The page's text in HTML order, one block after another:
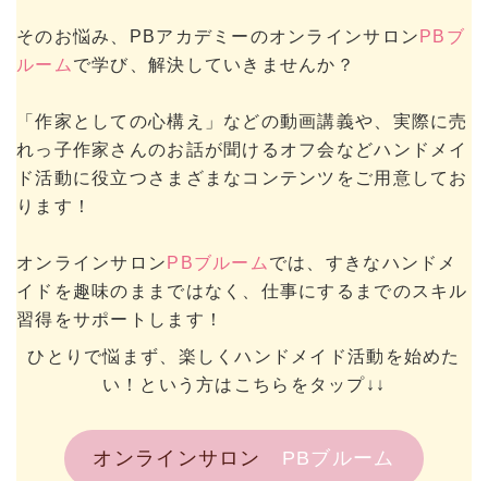
そのお悩み、PBアカデミーのオンラインサロン PBブ
ルーム で学び、解決していきませんか？
「作家としての心構え」などの動画講義や、実際に売
れっ子作家さんのお話が聞けるオフ会などハンドメイ
ド活動に役立つさまざまなコンテンツをご用意してお
ります！
オンラインサロン PBブルーム では、すきなハンドメ
イドを趣味のままではなく、仕事にするまでのスキル
習得をサポートします！
ひとりで悩まず、楽しくハンドメイド活動を始めた
い！という方はこちらをタップ↓↓
オンラインサロン PBブルーム